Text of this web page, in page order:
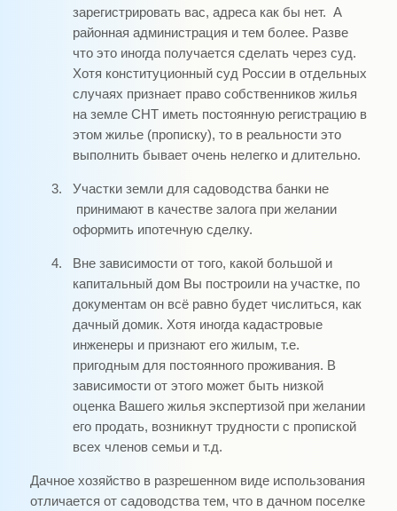
зарегистрировать вас, адреса как бы нет. А
районная администрация и тем более. Разве
что это иногда получается сделать через суд.
Хотя конституционный суд России в отдельных
случаях признает право собственников жилья
на земле СНТ иметь постоянную регистрацию в
этом жилье (прописку), то в реальности это
выполнить бывает очень нелегко и длительно.
3.
Участки земли для садоводства банки не
принимают в качестве залога при желании
оформить ипотечную сделку.
4.
Вне зависимости от того, какой большой и
капитальный дом Вы построили на участке, по
документам он всё равно будет числиться, как
дачный домик. Хотя иногда кадастровые
инженеры и признают его жилым, т.е.
пригодным для постоянного проживания. В
зависимости от этого может быть низкой
оценка Вашего жилья экспертизой при желании
его продать, возникнут трудности с пропиской
всех членов семьи и т.д.
Дачное хозяйство в разрешенном виде использования
отличается от садоводства тем, что в дачном поселке